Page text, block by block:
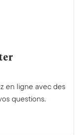
en ligne avec des
questions.